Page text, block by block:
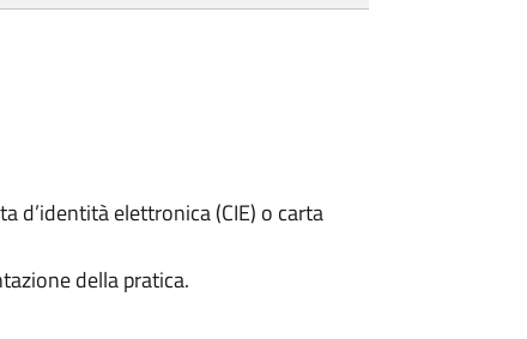
d’identità elettronica (CIE) o carta
della pratica.